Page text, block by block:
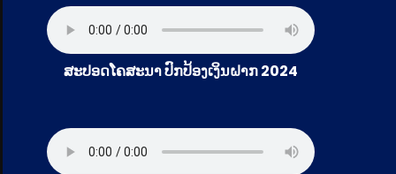
ສະປອດໂຄສະນາ ປົກປ້ອງເງິນຝາກ 2024